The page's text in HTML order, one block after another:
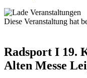
Diese Veranstaltung hat
Radsport I 19.
Alten Messe